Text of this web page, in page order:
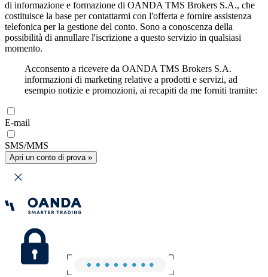
di informazione e formazione di OANDA TMS Brokers S.A., che
costituisce la base per contattarmi con l'offerta e fornire assistenza
telefonica per la gestione del conto. Sono a conoscenza della
possibilità di annullare l'iscrizione a questo servizio in qualsiasi
momento.
Acconsento a ricevere da OANDA TMS Brokers S.A.
informazioni di marketing relative a prodotti e servizi, ad
esempio notizie e promozioni, ai recapiti da me forniti tramite:
E-mail
SMS/MMS
Apri un conto di prova »